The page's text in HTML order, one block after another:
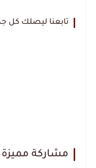
تابعنا ليصلك كل
مشاركة مميزة